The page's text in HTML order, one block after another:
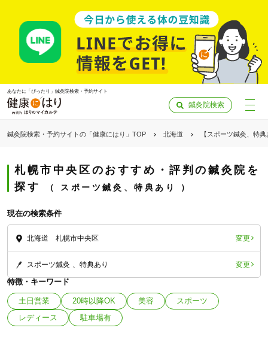
あなたに「ぴったり」鍼灸院検索・予約サイト
鍼灸院検索
鍼灸院検索・予約サイトの「健康にはり」TOP 北海道 【スポーツ鍼灸、特
札幌市中央区のおすすめ・評判の鍼灸院を
探す
スポーツ鍼灸、特典あり
現在の検索条件
北海道 札幌市中央区 変更
スポーツ鍼灸 特典あり 変更
特徴・キーワード
土日営業 20時以降OK 美容
スポーツ
レディース
駐車場有
「健康にはりを見た」